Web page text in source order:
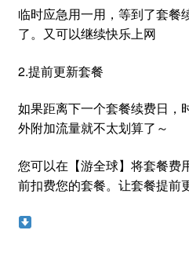
临时应急用一用，等到了套餐
了。又可以继续快乐上网
2.提前更新套餐
如果距离下一个套餐续费日，
外附加流量就不太划算了～
您可以在【游全球】将套餐费
前扣费您的套餐。让套餐提前